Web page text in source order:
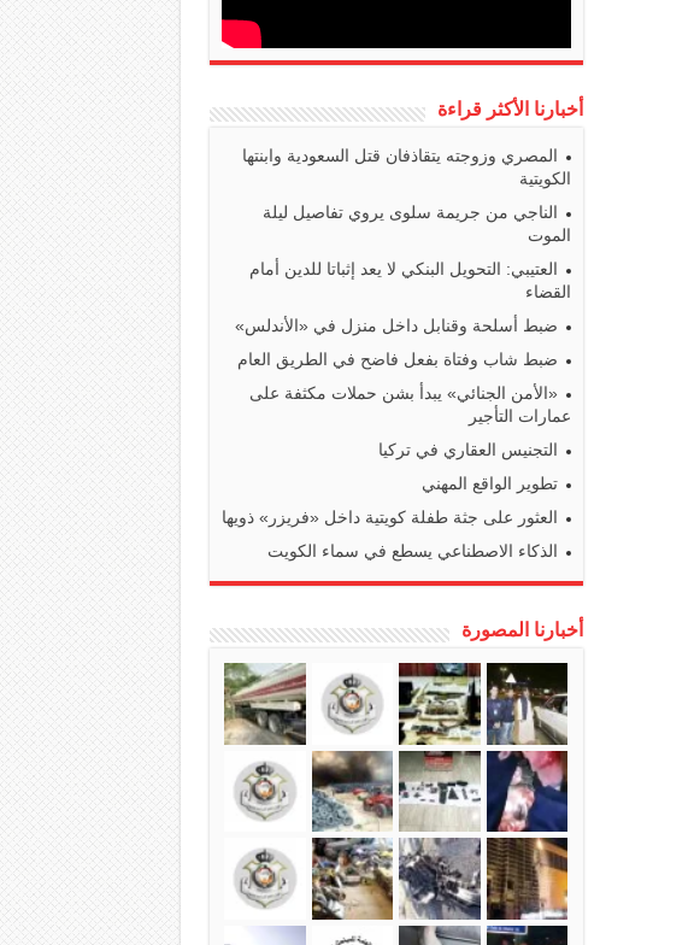
أخبارنا الأكثر قراءة
المصري وزوجته يتقاذفان قتل السعودية وابنتها
الكويتية
الناجي من جريمة سلوى يروي تفاصيل ليلة
الموت
العتيبي: التحويل البنكي لا يعد إثباتا للدين أمام
القضاء
ضبط أسلحة وقنابل داخل منزل في «الأندلس»
ضبط شاب وفتاة بفعل فاضح في الطريق العام
«الأمن الجنائي» يبدأ بشن حملات مكثفة على
عمارات التأجير
التجنيس العقاري في تركيا
تطوير الواقع المهني
العثور على جثة طفلة كويتية داخل «فريزر» ذويها
الذكاء الاصطناعي يسطع في سماء الكويت
أخبارنا المصورة